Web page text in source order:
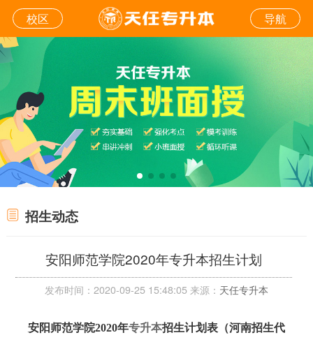
校区 导航
招生动态
安阳师范学院2020年专升本招生计划
发布时间：2020-09-25 15:48:05 来源： 天任专升本
安阳师范学院2020年专升本招生计划表（河南招生代